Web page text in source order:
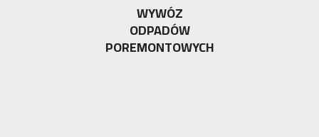
WYWÓZ
ODPADÓW
POREMONTOWYCH